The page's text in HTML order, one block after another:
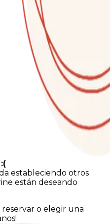
estableciendo otros
están deseando
reservar o elegir una